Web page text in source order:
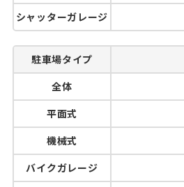
シャッターガレージ
駐車場タイプ
全体
平面式
機械式
バイクガレージ